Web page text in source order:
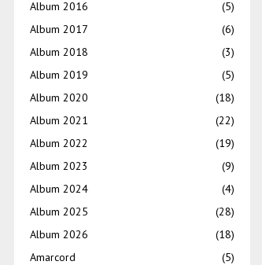
Album 2016
(5)
Album 2017
(6)
Album 2018
(3)
Album 2019
(5)
Album 2020
(18)
Album 2021
(22)
Album 2022
(19)
Album 2023
(9)
Album 2024
(4)
Album 2025
(28)
Album 2026
(18)
Amarcord
(5)